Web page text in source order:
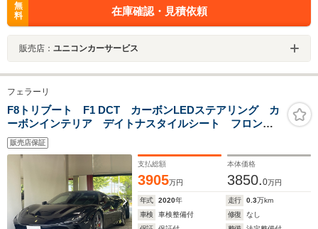
無
料
在庫確認・見積依頼
販売店： ユニコンカーサービス
フェラーリ
F8トリブート F1 DCT カーボンLEDステアリング カ
ーボンインテリア デイトナスタイルシート フロント
リフティング イエローレヴカウンター ドラレコ レ
ーダー
販売店保証
支払総額
3905万円
本体価格
3850.0万円
年式 2020年 走行 0.3万km
車検
車検整備付 修復
なし